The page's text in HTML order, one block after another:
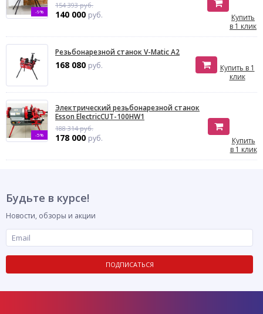
-9%
154 393 руб.
140 000 руб.
Купить
в 1 клик
Резьбонарезной станок V-Matic A2
168 080 руб.
Купить в 1
клик
-5%
Электрический резьбонарезной станок
Esson ElectricCUT-100HW1
188 314 руб.
178 000 руб.
Купить
в 1 клик
Будьте в курсе!
Новости, обзоры и акции
ПОДПИСАТЬСЯ